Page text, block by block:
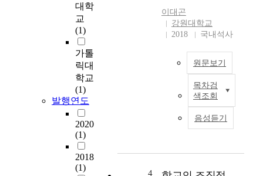
대학
교
(1)
가톨
릭대
학교
(1)
발행연도
2020
(1)
2018
(1)
이대곤
강원대학교
2018
국내석사
원문보기
목차검
색조회
음성듣기
4